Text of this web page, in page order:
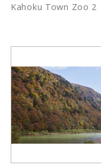
Kahoku Town Zoo 2